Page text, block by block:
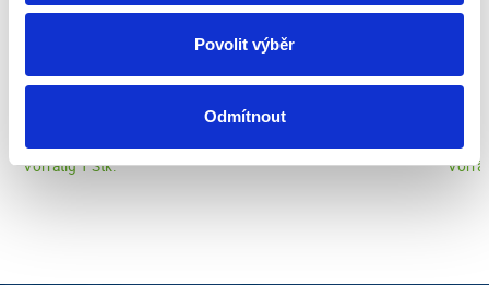
Povolit výběr
Odmítnout
Vorrätig 1 Stk.